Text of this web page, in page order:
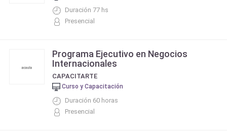
Duración 77 hs
Presencial
Programa Ejecutivo en Negocios
Internacionales
CAPACITARTE
Curso y Capacitación
Duración 60 horas
Presencial